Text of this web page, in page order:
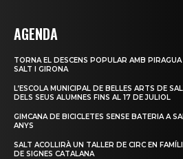
AGENDA
TORNA EL DESCENS POPULAR AMB
SALT I GIRONA
L’ESCOLA MUNICIPAL DE BELLES ARTS DE
DELS SEUS ALUMNES FINS AL 17 DE JULIOL
GIMCANA DE BICICLETES SENSE BATERIA A
ANYS
SALT ACOLLIRÀ UN TALLER DE CIRC EN
DE SIGNES CATALANA